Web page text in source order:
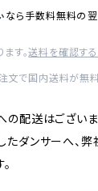
なら 手数料無料の
す。送料を確認する
で国内送料が無料
の配送はございま
たダンサーへ、